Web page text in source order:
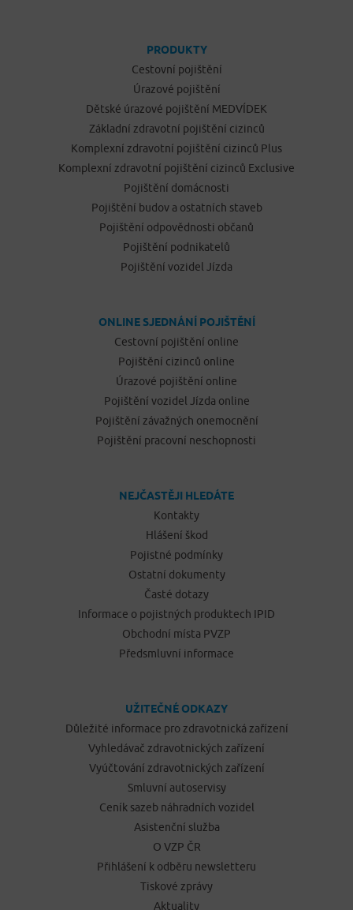
PRODUKTY
Cestovní pojištění
Úrazové pojištění
Dětské úrazové pojištění MEDVÍDEK
Základní zdravotní pojištění cizinců
Komplexní zdravotní pojištění cizinců Plus
Komplexní zdravotní pojištění cizinců Exclusive
Pojištění domácnosti
Pojištění budov a ostatních staveb
Pojištění odpovědnosti občanů
Pojištění podnikatelů
Pojištění vozidel Jízda
ONLINE SJEDNÁNÍ POJIŠTĚNÍ
Cestovní pojištění online
Pojištění cizinců online
Úrazové pojištění online
Pojištění vozidel Jízda online
Pojištění závažných onemocnění
Pojištění pracovní neschopnosti
NEJČASTĚJI HLEDÁTE
Kontakty
Hlášení škod
Pojistné podmínky
Ostatní dokumenty
Časté dotazy
Informace o pojistných produktech IPID
Obchodní místa PVZP
Předsmluvní informace
UŽITEČNÉ ODKAZY
Důležité informace pro zdravotnická zařízení
Vyhledávač zdravotnických zařízení
Vyúčtování zdravotnických zařízení
Smluvní autoservisy
Ceník sazeb náhradních vozidel
Asistenční služba
O VZP ČR
Přihlášení k odběru newsletteru
Tiskové zprávy
Aktuality